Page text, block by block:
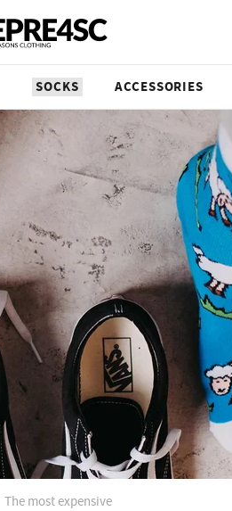
SOCKS ACCESSORIES
The most expensive